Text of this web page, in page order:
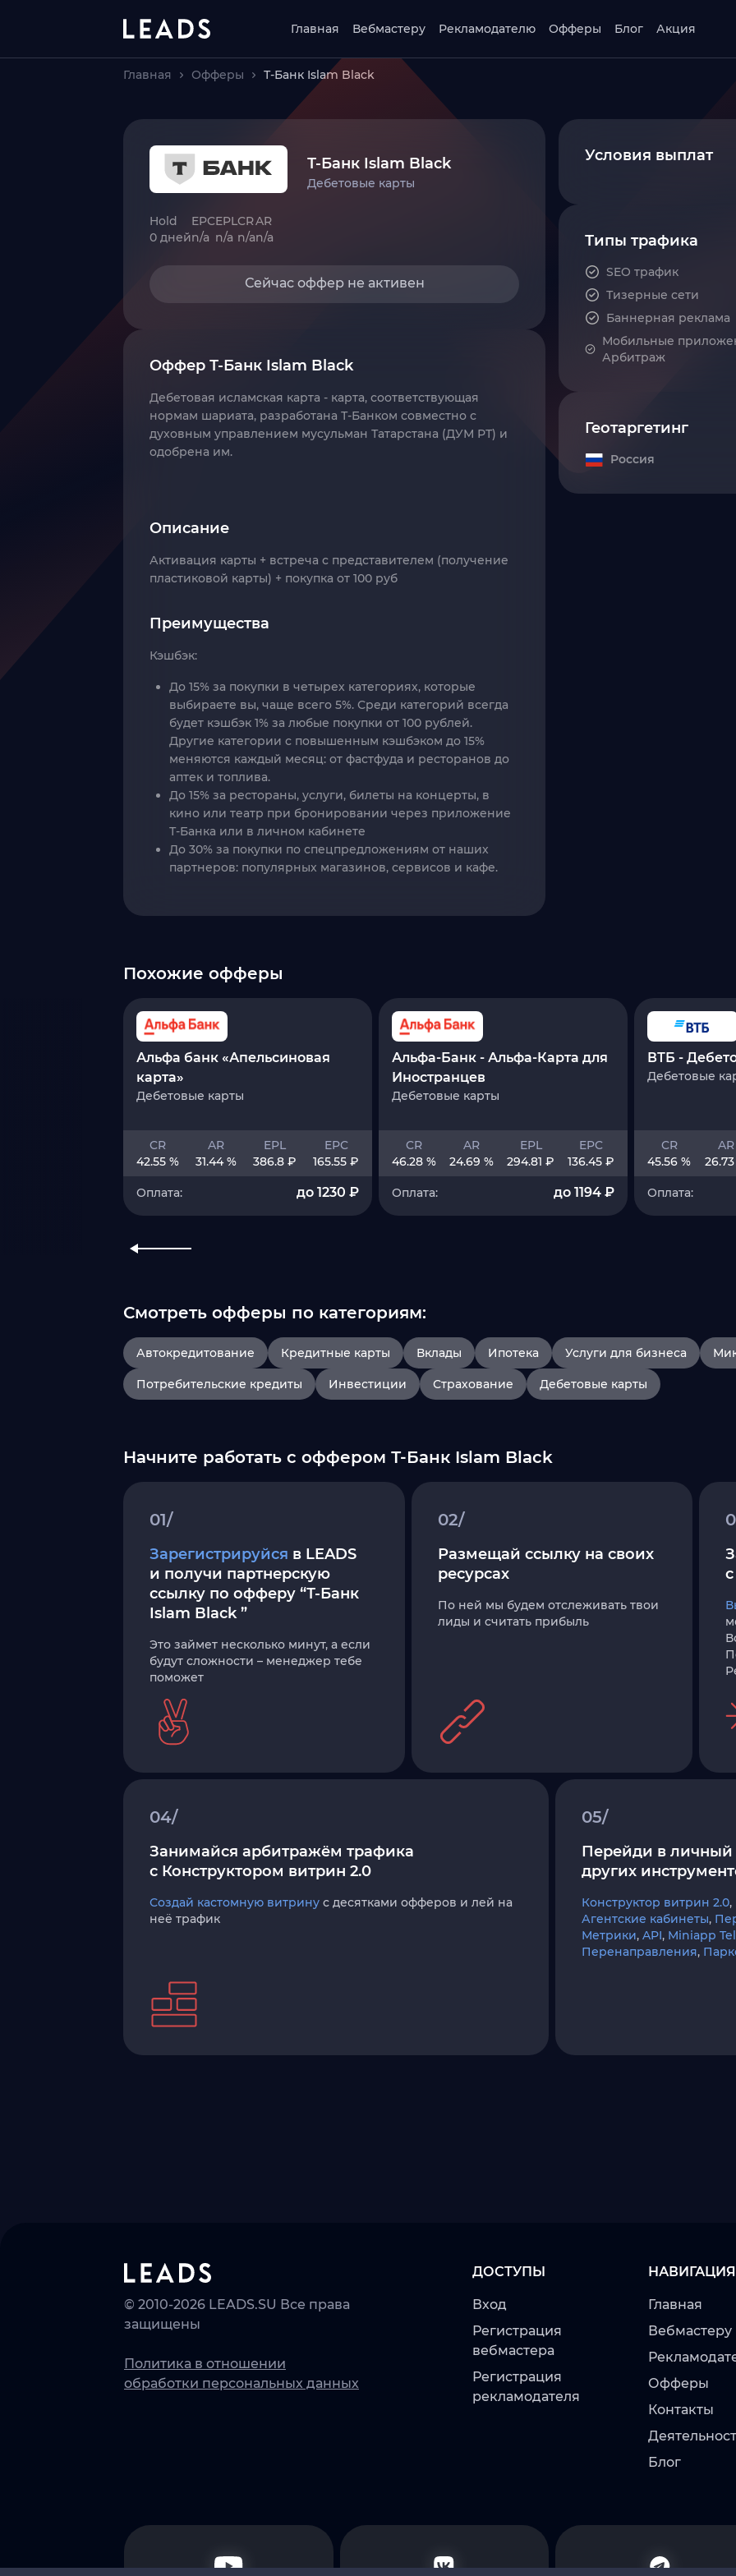
Главная Вебмастеру Рекламодателю Офферы Блог Акция
Главная Офферы Т-Банк Islam Black
Т-Банк Islam Black
Дебетовые карты
Hold
0 дней
EPC
n/a
EPL
n/a
CR
n/a
AR
n/a
Сейчас оффер не активен
Оффер Т-Банк Islam Black
Дебетовая исламская карта - карта, соответствующая
нормам шариата, разработана Т‑Банком совместно с
духовным управлением мусульман Татарстана (ДУМ РТ) и
одобрена им.
Описание
Активация карты + встреча с представителем (получение
пластиковой карты) + покупка от 100 руб
Преимущества
Кэшбэк:
До 15% за покупки в четырех категориях, которые
выбираете вы, чаще всего 5%. Среди категорий всегда
будет кэшбэк 1% за любые покупки от 100 рублей.
Другие категории с повышенным кэшбэком до 15%
меняются каждый месяц: от фастфуда и ресторанов до
аптек и топлива.
До 15% за рестораны, услуги, билеты на концерты, в
кино или театр при бронировании через приложение
Т‑Банка или в личном кабинете
До 30% за покупки по спецпредложениям от наших
партнеров: популярных магазинов, сервисов и кафе.
Условия выплат
Типы трафика
SEO трафик
Тизерные сети
Баннерная реклама
Мобильные
Арбитраж
Геотаргетинг
Россия
Похожие офферы
Альфа банк «Апельсиновая
карта»
Дебетовые карты
CR
42.55 %
AR
31.44 %
EPL
386.8 ₽
EPC
165.55 ₽
Оплата: до 1230 ₽
Альфа-Банк - Альфа-Карта для
Иностранцев
Дебетовые карты
CR
46.28 %
AR
24.69 %
EPL
294.81 ₽
EPC
136.45 ₽
Оплата: до 1194 ₽
ВТБ -
Дебетовые
CR
45.56 %
AR
Оплата:
Смотреть офферы по категориям:
Автокредитование Кредитные карты Вклады Ипотека Услуги для бизнеса
Потребительские кредиты Инвестиции Страхование Дебетовые карты
Начните работать с оффером Т-Банк Islam Black
01/
Зарегистрируйся в LEADS
и получи партнерскую
ссылку по офферу “Т-Банк
Islam Black ”
Это займет несколько минут, а если
будут сложности – менеджер тебе
поможет
02/
Размещай ссылку на своих
ресурсах
По ней мы будем отслеживать твои
лиды и считать прибыль
04/
Занимайся арбитражём трафика
с Конструктором витрин 2.0
Создай кастомную витрину с десятками офферов и лей на
неё трафик
05/
Перейди в личный
других
Конструктор витрин 2.0,
Агентские кабинеты,
Метрики, API, Miniapp
Перенаправления,
ДОСТУПЫ
Вход
Регистрация
вебмастера
Регистрация
рекламодателя
НАВИГАЦИЯ
Главная
Вебмастеру
Офферы
Контакты
Блог
© 2010-2026 LEADS.SU Все права
защищены
Политика в отношении
обработки персональных данных